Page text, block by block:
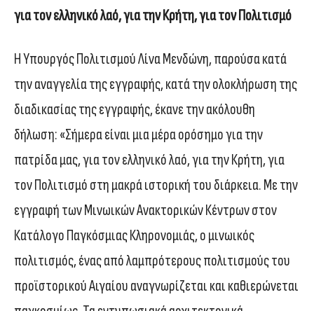
για τον ελληνικό λαό, για την Κρήτη, για τον Πολιτισμό
Η Υπουργός Πολιτισμού Λίνα Μενδώνη, παρούσα κατά
την αναγγελία της εγγραφής, κατά την ολοκλήρωση της
διαδικασίας της εγγραφής, έκανε την ακόλουθη
δήλωση: «Σήμερα είναι μια μέρα ορόσημο για την
πατρίδα μας, για τον ελληνικό λαό, για την Κρήτη, για
τον Πολιτισμό στη μακρά ιστορική του διάρκεια. Με την
εγγραφή των Μινωικών Ανακτορικών Κέντρων στον
Κατάλογο Παγκόσμιας Κληρονομιάς, ο μινωικός
πολιτισμός, ένας από λαμπρότερους πολιτισμούς του
προϊστορικού Αιγαίου αναγνωρίζεται και καθιερώνεται